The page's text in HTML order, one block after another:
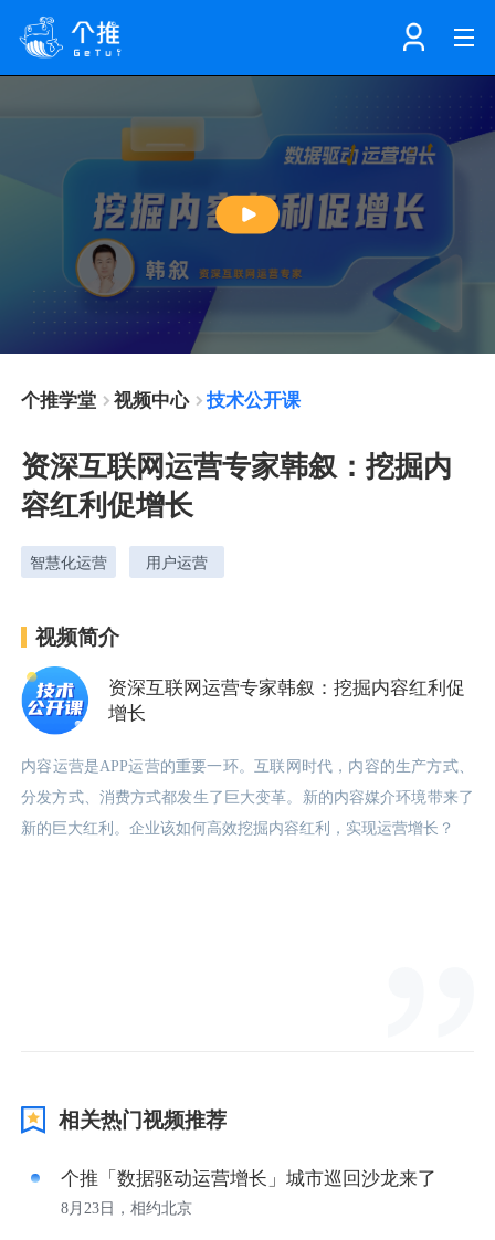
个知·智能工作站
个知·智能营销AITA
个知·智能运营AIBI
消息推送
用户运营
AI应用工坊
海外推送
一键认证
解决方案
个知·智能工作站
互联网增长
品牌营销
城市治理
大数据精准宣防
银行数字化
开发者中心
文档中心
合规指南
我的开发者中心
数据工坊
个推学堂
了解我们
公司简介
新闻动态
加入我们
注册 登录
Play
Video
个推学堂 视频中心 技术公开课
资深互联网运营专家韩叙：挖掘内
容红利促增长
智慧化运营 用户运营
视频简介
资深互联网运营专家韩叙：挖掘内容红利促
增长
相关热门视频推荐
个推「数据驱动运营增长」城市巡回沙龙来了
8月23日，相约北京